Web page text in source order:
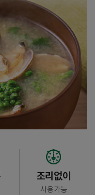
조리없이
사용가능